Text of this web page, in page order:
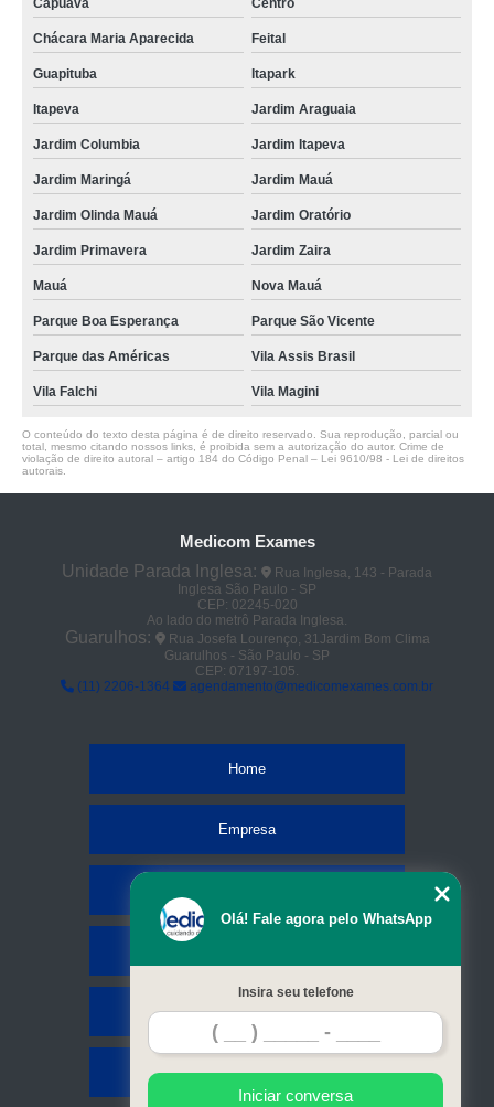
Capuava
Centro
Chácara Maria Aparecida Feital
Guapituba Itapark
Itapeva Jardim Araguaia
Jardim Columbia Jardim Itapeva
Jardim Maringá Jardim Mauá
Jardim Olinda Mauá Jardim Oratório
Jardim Primavera Jardim Zaira
Mauá Nova Mauá
Parque Boa Esperança Parque São Vicente
Parque das Américas Vila Assis Brasil
Vila Falchi Vila Magini
O conteúdo do texto desta página é de direito reservado. Sua reprodução, parcial ou
total, mesmo citando nossos links, é proibida sem a autorização do autor. Crime de
violação de direito autoral – artigo 184 do Código Penal – Lei 9610/98 - Lei de direitos
autorais
Medicom Exames
Unidade Parada Inglesa:
Rua Inglesa, 143 - Parada
Inglesa São Paulo - SP
CEP: 02245-020
Ao lado do metrô Parada Inglesa.
Guarulhos:
Rua Josefa Lourenço, 31Jardim Bom Clima
Guarulhos - São Paulo - SP
CEP: 07197-105.
(11) 2206-1364
agendamento@medicomexames.com.br
Home
Empresa
Contato
Mapa do site
Olá! Fale agora pelo WhatsApp
Insira seu telefone
Iniciar conversa